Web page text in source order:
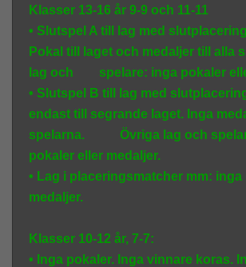
Klasser 13-16 år 9-9 och 11-11
• Slutspel A till lag med
Pokal till laget och medaljer till alla
lag och spelare: inga pokaler
• Slutspel B till lag med
endast till segrande laget. Inga
spelarna. Övriga lag och
pokaler eller medaljer.
• Lag i placeringsmatcher mm:
medaljer.
Klasser 10-12 år, 7-7:
• Inga pokaler. Inga vinnare koras.